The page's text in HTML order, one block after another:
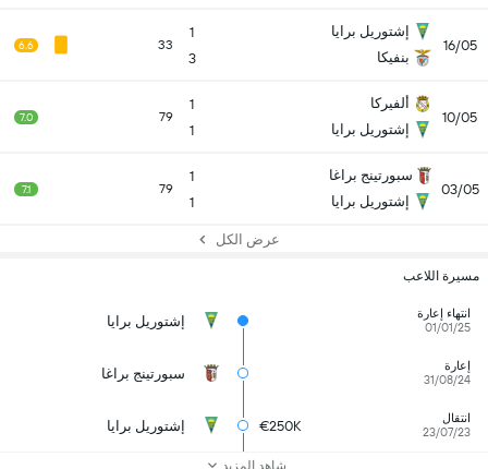
16/05
إشتوريل برايا
بنفيكا
1
3
33
6.6
10/05
ألفيركا
إشتوريل برايا
1
1
79
7.0
03/05
سبورتينج براغا
إشتوريل برايا
1
1
79
7.1
عرض الكل
مسيرة اللاعب
انتهاء إعارة
01/01/25
إشتوريل برايا
إعارة
31/08/24
سبورتينج براغا
انتقال
23/07/23
€250K إشتوريل برايا
شاهد المزيد